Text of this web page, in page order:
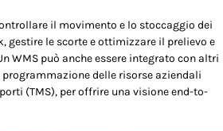
il movimento e lo stoccaggio dei
gestire le scorte e ottimizzare il prelievo e
WMS può anche essere integrato con altri
delle risorse aziendali
(TMS), per offrire una visione end-to-